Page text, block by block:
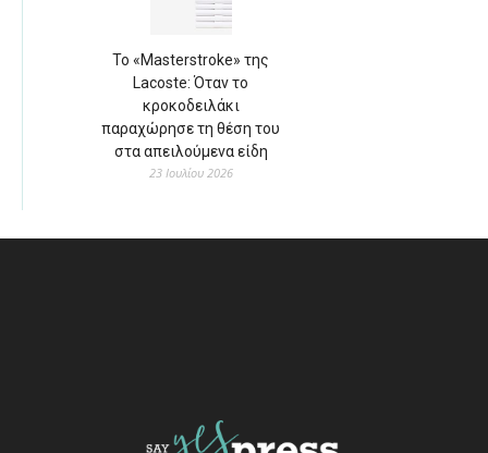
Το «Masterstroke» της
Lacoste: Όταν το
κροκοδειλάκι
παραχώρησε τη θέση του
στα απειλούμενα είδη
23 Ιουλίου 2026